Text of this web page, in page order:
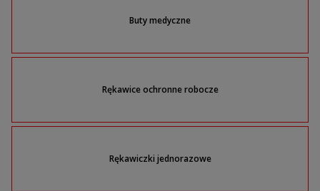
Buty medyczne
Rękawice ochronne robocze
Rękawiczki jednorazowe